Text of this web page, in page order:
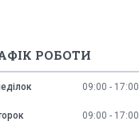
РОБОТИ
09:00 17:00
09:00 17:00